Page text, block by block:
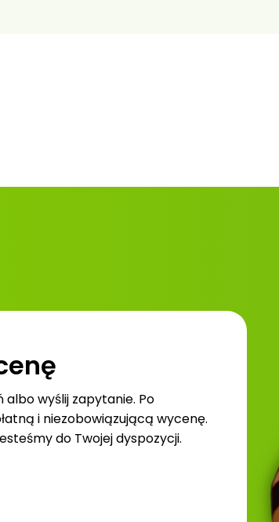
albo wyślij zapytanie. Po
i niezobowiązującą wycenę.
do Twojej dyspozycji.